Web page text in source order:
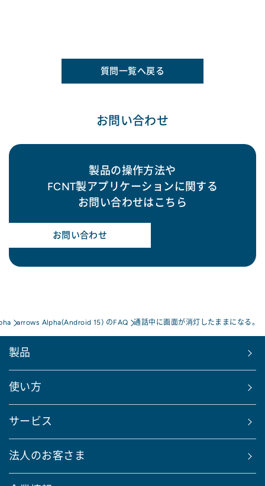
質問一覧へ戻る
お問い合わせ
製品の操作方法や
FCNT製アプリケーションに関する
お問い合わせはこちら
お問い合わせ
arrows Alpha(Android 15) のFAQ 通話中に画面が消灯したままになる。
製品
使い方
サービス
法人のお客さま